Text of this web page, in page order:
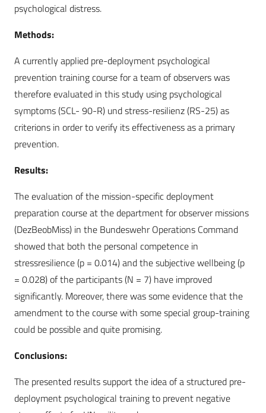
psychological distress.
Methods:
A currently applied pre-deployment psychological
prevention training course for a team of observers was
therefore evaluated in this study using psychological
symptoms (SCL- 90-R) und stress-resilienz (RS-25) as
criterions in order to verify its effectiveness as a primary
prevention.
Results:
The evaluation of the mission-specific deployment
preparation course at the department for observer missions
(DezBeobMiss) in the Bundeswehr Operations Command
showed that both the personal competence in
stressresilience (p = 0.014) and the subjective wellbeing (p
= 0.028) of the participants (N = 7) have improved
significantly. Moreover, there was some evidence that the
amendment to the course with some special group-training
could be possible and quite promising.
Conclusions:
The presented results support the idea of a structured pre-
deployment psychological training to prevent negative